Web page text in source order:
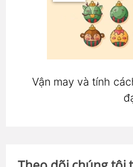
Vận may và tính